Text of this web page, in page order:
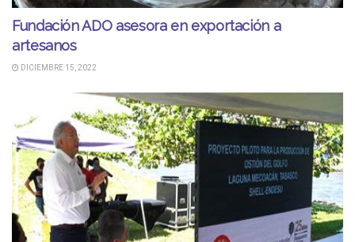
Fundación ADO asesora en exportación a
artesanos
DICIEMBRE 15, 2022